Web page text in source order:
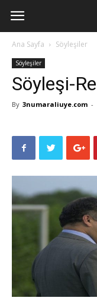
Ana Sayfa Söyleşiler
Söyleşiler
Söyleşi-
By 3numaraliuye.com -